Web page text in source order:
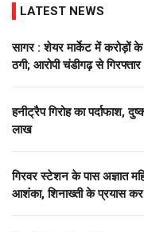
LATEST NEWS
सागर : शेयर मार्केट में करोड़ों
ठगी; आरोपी चंडीगढ़ से गिरफ्तार
हनीट्रैप गिरोह का
लाख
गिरवर स्टेशन के पास अज्ञात
आशंका, शिनाख्ती के प्रयास कर